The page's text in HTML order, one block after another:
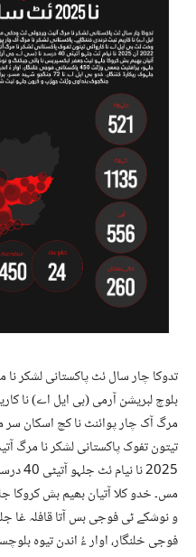
تدوکا چار سال ئٹ پاکستانی لشکر
بلوچ لبریشن آرمی (بی ایل اے) نا
مرگ آک چار پوائنٹ نا کچ اسکان
2025
مس۔ خدو کلا آتیان بھیم بش کروکا
فوجی خلنگار، اوار ءُ اندن تیوہ